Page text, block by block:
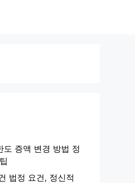
도 증액 변경 방법 정
법정 요건, 정신적